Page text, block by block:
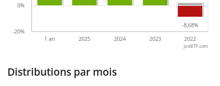
-8,68%
-8,68%
1 an 2025 2024 2023 2022
-20%
0%
justETF.com
Distributions par mois